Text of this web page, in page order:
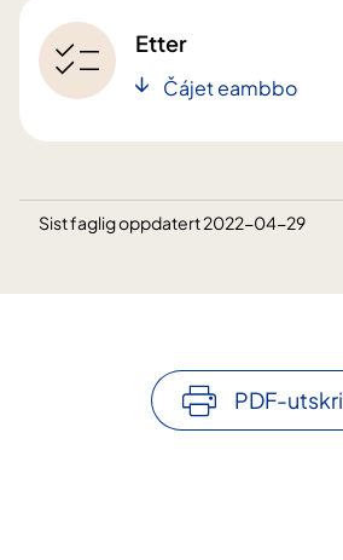
Etter
Čájet eambbo
Sist faglig oppdatert 2022-04-29
PDF-